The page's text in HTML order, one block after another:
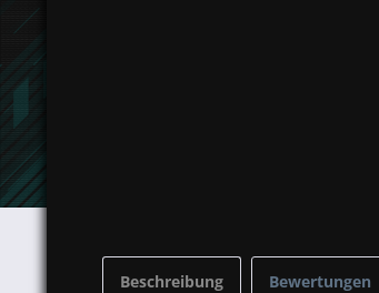
Beschreibung Bewertungen